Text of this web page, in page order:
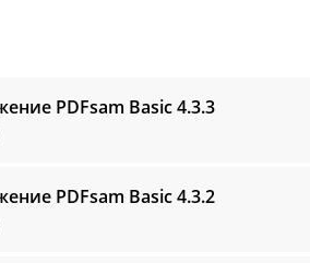
PDFsam Basic4.3.3
PDFsam Basic4.3.2